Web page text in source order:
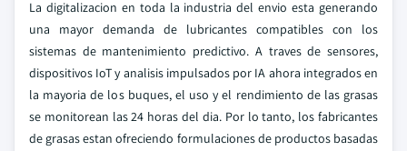
La digitalizacion en toda la industria del envio esta generando
una mayor demanda de lubricantes compatibles con los
sistemas de mantenimiento predictivo. A traves de sensores,
dispositivos IoT y analisis impulsados por IA ahora integrados en
la mayoria de los buques, el uso y el rendimiento de las grasas
se monitorean las 24 horas del dia. Por lo tanto, los fabricantes
de grasas estan ofreciendo formulaciones de productos basadas